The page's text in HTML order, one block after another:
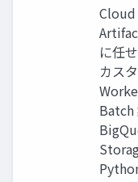
に任
カス
Batch